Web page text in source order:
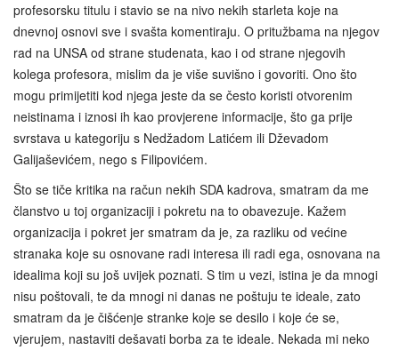
profesorsku titulu i stavio se na nivo nekih starleta koje na
dnevnoj osnovi sve i svašta komentiraju. O pritužbama na njegov
rad na UNSA od strane studenata, kao i od strane njegovih
kolega profesora, mislim da je više suvišno i govoriti. Ono što
mogu primijetiti kod njega jeste da se često koristi otvorenim
neistinama i iznosi ih kao provjerene informacije, što ga prije
svrstava u kategoriju s Nedžadom Latićem ili Dževadom
Galijaševićem, nego s Filipovićem.
Što se tiče kritika na račun nekih SDA kadrova, smatram da me
članstvo u toj organizaciji i pokretu na to obavezuje. Kažem
organizacija i pokret jer smatram da je, za razliku od većine
stranaka koje su osnovane radi interesa ili radi ega, osnovana na
idealima koji su još uvijek poznati. S tim u vezi, istina je da mnogi
nisu poštovali, te da mnogi ni danas ne poštuju te ideale, zato
smatram da je čišćenje stranke koje se desilo i koje će se,
vjerujem, nastaviti dešavati borba za te ideale. Nekada mi neko